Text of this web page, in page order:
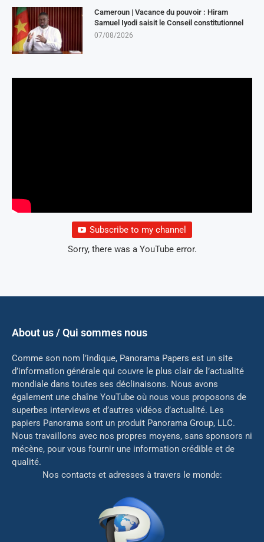
Cameroun | Vacance du pouvoir : Hiram
Samuel Iyodi saisit le Conseil constitutionnel
07/08/2026
Subscribe to my channel
Sorry, there was a YouTube error.
About us / Qui sommes nous
Comme son nom l’indique, Panorama Papers est un site
d’information générale qui couvre le plus clair de l’actualité
mondiale dans toutes ses déclinaisons. Nous avons
également une chaîne YouTube où nous vous proposons de
superbes interviews et d’autres vidéos d’actualité. Les
papiers Panorama sont un produit Panorama Group, LLC.
Nous travaillons avec nos propres moyens, sans sponsors ni
mécène, pour vous fournir une information crédible et de
qualité.
Nos contacts et adresses à travers le monde: